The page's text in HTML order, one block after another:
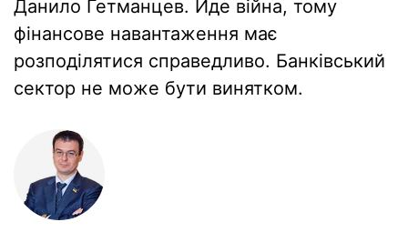
Данило Гетманцев. Йде війна, тому
фінансове навантаження має
розподілятися справедливо. Банківський
сектор не може бути винятком.